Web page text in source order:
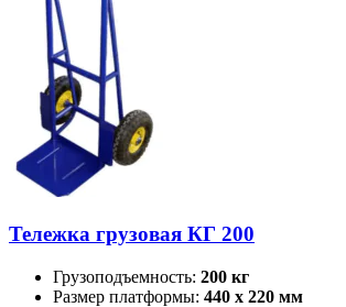
Тележка грузовая КГ 200
Грузоподъемность: 200 кг
Размер платформы: 440 х 220 мм